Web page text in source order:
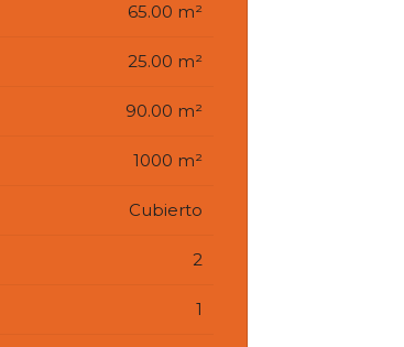
65.00 m²
25.00 m²
90.00 m²
1000 m²
Cubierto
2
1